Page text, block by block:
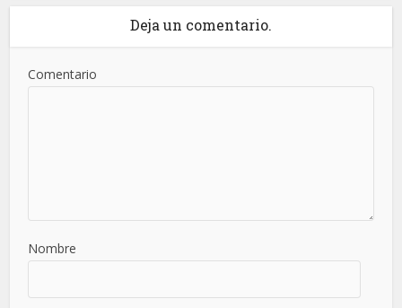
Deja un comentario.
Comentario
Nombre